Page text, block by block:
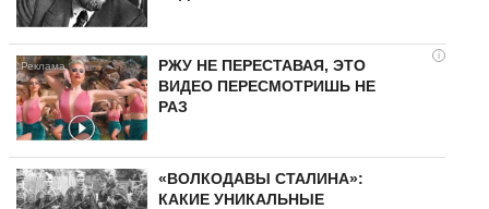
i
РЖУ НЕ ПЕРЕСТАВАЯ, ЭТО
ВИДЕО ПЕРЕСМОТРИШЬ НЕ
РАЗ
«ВОЛКОДАВЫ СТАЛИНА»:
КАКИЕ УНИКАЛЬНЫЕ